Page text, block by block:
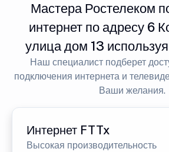
Мастера Ростелеком
интернет по адресу 6
улица дом 13
Наш специалист подберет
подключения интернета и
Ваши желания.
Интернет FTTx
Высокая производительность